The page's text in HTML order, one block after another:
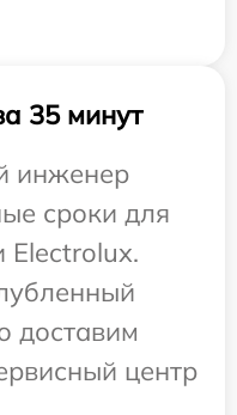
35 минут
инженер
сроки для
Electrolux.
доставим
центр